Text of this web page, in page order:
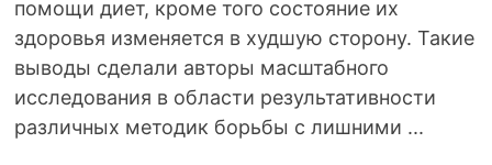
помощи диет, кроме того состояние их
здоровья изменяется в худшую сторону. Такие
выводы сделали авторы масштабного
исследования в области результативности
различных методик борьбы с лишними ...